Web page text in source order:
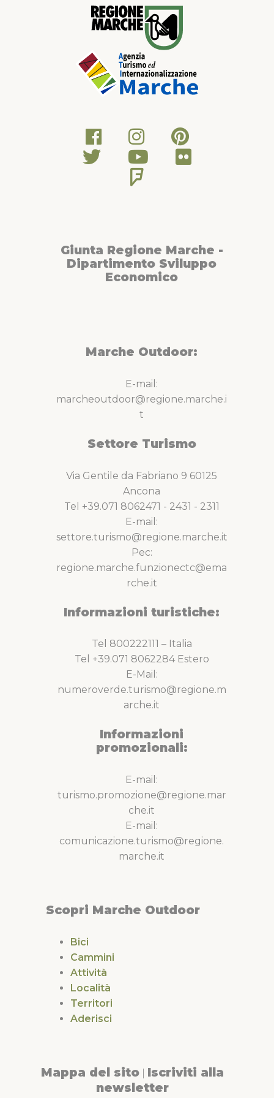
centro del piccolo borgo si prosegue verso Serra de’ Conti e
Osteria. Si sale quindi a Barbara per scendere alla Provinciale
Corinaldese e poi risalire fino a Castelleone di Suasa. Su
questo tratto bellissimo e panoramico si incontrano uno dopo
l’altro i castelli di Loretello, San Pietro e Palazzo. Attraversato
Montefortino si torna alla rotatoria di Conce e, dopo un breve
tratto sulla Provinciale Arceviese, si sale a Montale e si
imbocca la strada panoramica sul crinale fino a Barbara. Da
turistiche classiche per il reperimento di informazioni sui siti di
interesse archeologico, culturale e naturalistico che si
incontrano lungo l’itinerario”.
Giunta Regione Marche -
Dipartimento Sviluppo
Economico
Marche Outdoor:
E-mail:
marcheoutdoor@regione.marche.i
t
Settore Turismo
Via Gentile da Fabriano 9 60125
Ancona
Tel +39.071 8062471 - 2431 - 2311
E-mail:
settore.turismo@regione.marche.it
Pec:
regione.marche.funzionectc@ema
rche.it
Informazioni turistiche:
Tel 800222111 – Italia
Tel +39.071 8062284 Estero
E-Mail:
numeroverde.turismo@regione.m
arche.it
Informazioni
promozionali:
E-mail:
turismo.promozione@regione.mar
che.it
E-mail:
comunicazione.turismo@regione.
marche.it
Scopri Marche Outdoor
Bici
Cammini
Attività
Località
Territori
Aderisci
Mappa del sito Iscriviti alla
newsletter